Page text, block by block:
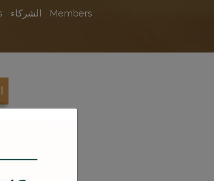
الشركاء Members